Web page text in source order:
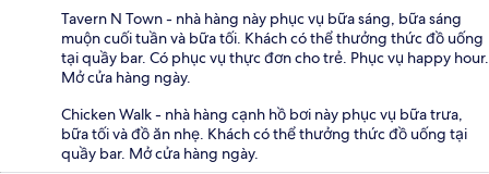
Tavern N Town - nhà hàng này phục vụ bữa sáng, bữa sáng
muộn cuối tuần và bữa tối. Khách có thể thưởng thức đồ uống
tại quầy bar. Có phục vụ thực đơn cho trẻ. Phục vụ happy hour.
Mở cửa hàng ngày.
Chicken Walk - nhà hàng cạnh hồ bơi này phục vụ bữa trưa,
bữa tối và đồ ăn nhẹ. Khách có thể thưởng thức đồ uống tại
quầy bar. Mở cửa hàng ngày.